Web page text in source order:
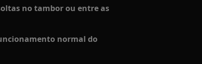
no tambor ou entre as
normal do